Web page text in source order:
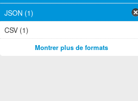
JSON (1)
CSV (1)
Montrer plus de formats